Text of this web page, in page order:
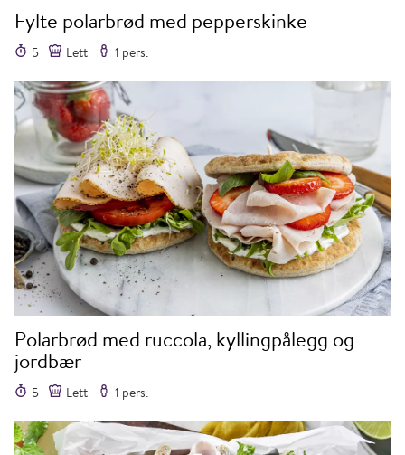
Fylte polarbrød med pepperskinke
5 Lett 1 pers.
Polarbrød med ruccola, kyllingpålegg og
jordbær
5 Lett 1 pers.